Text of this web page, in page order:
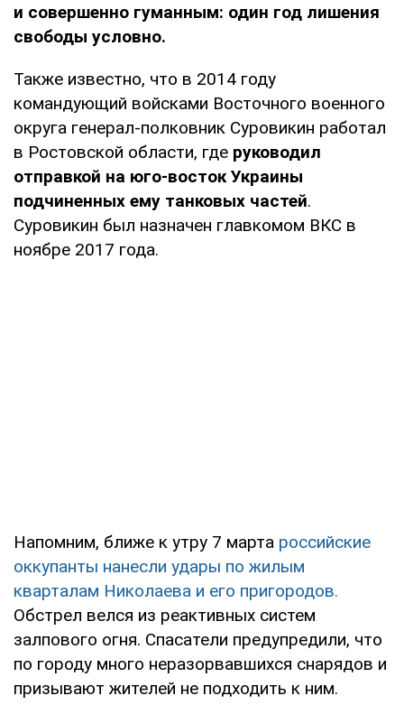
и совершенно гуманным: один год лишения
свободы условно.
Также известно, что в 2014 году
командующий войсками Восточного военного
округа генерал-полковник Суровикин работал
в Ростовской области, где руководил
отправкой на юго-восток Украины
подчиненных ему танковых частей.
Суровикин был назначен главкомом ВКС в
ноябре 2017 года.
Напомним, ближе к утру 7 марта российские
оккупанты нанесли удары по жилым
кварталам Николаева и его пригородов.
Обстрел велся из реактивных систем
залпового огня. Спасатели предупредили, что
по городу много неразорвавшихся снарядов и
призывают жителей не подходить к ним.